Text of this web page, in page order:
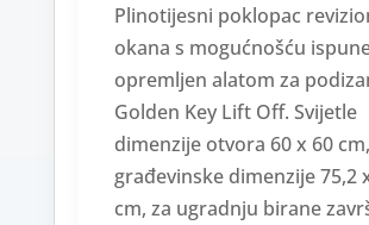
Plinotijesni poklopac
okana s mogućnošću
opremljen alatom za
Golden Key Lift Off. Svijetle
dimenzije otvora 60 x 60 cm,
građevinske dimenzije 75,2
cm, za ugradnju birane